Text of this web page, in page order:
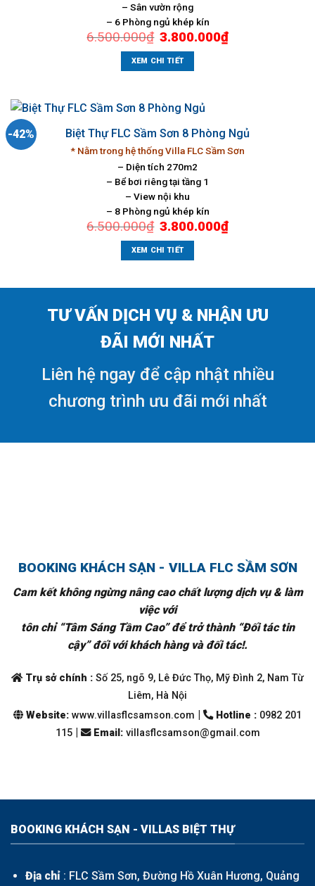
– Sân vườn rộng
– 6 Phòng ngủ khép kín
6.500.000₫ Giá
gốc
là:
6.500.000₫.
3.800.000₫Giá
hiện
XEM CHI TIẾT
-42% Biệt Thự FLC Sầm Sơn 8 Phòng Ngủ
* Nằm trong hệ thống Villa FLC Sầm Sơn
– Diện tích 270m2
– Bể bơi riêng tại tầng 1
– View nội khu
– 8 Phòng ngủ khép kín
6.500.000₫ Giá
gốc
là:
6.500.000₫.
3.800.000₫Giá
hiện
XEM CHI TIẾT
TƯ VẤN DỊCH VỤ & NHẬN ƯU
ĐÃI MỚI NHẤT
Liên hệ ngay để cập nhật nhiều
chương trình ưu đãi mới nhất
BOOKING KHÁCH SẠN - VILLA FLC SẦM SƠN
Cam kết không ngừng nâng cao chất lượng dịch vụ & làm
việc với
tôn chỉ “Tâm Sáng Tầm Cao” để trở thành “Đối tác tin
cậy” đối với khách hàng và đối tác!.
Trụ sở chính : Số 25, ngõ 9, Lê Đức Thọ, Mỹ Đình 2, Nam Từ
Liêm, Hà Nội
Website: www.villasflcsamson.com | Hotline : 0982 201
115 | Email :villasflcsamson@gmail.com
BOOKING KHÁCH SẠN - VILLAS BIỆT THỰ
Địa chỉ: FLC Sầm Sơn, Đường Hồ Xuân Hương, Quảng